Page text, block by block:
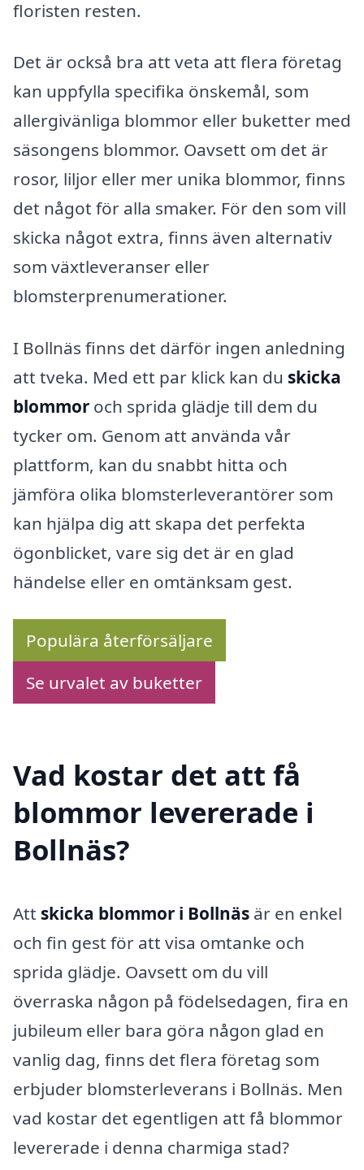
floristen resten.
Det är också bra att veta att flera företag
kan uppfylla specifika önskemål, som
allergivänliga blommor eller buketter med
säsongens blommor. Oavsett om det är
rosor, liljor eller mer unika blommor, finns
det något för alla smaker. För den som vill
skicka något extra, finns även alternativ
som växtleveranser eller
blomsterprenumerationer.
I Bollnäs finns det därför ingen anledning
att tveka. Med ett par klick kan du skicka
blommor och sprida glädje till dem du
tycker om. Genom att använda vår
plattform, kan du snabbt hitta och
jämföra olika blomsterleverantörer som
kan hjälpa dig att skapa det perfekta
ögonblicket, vare sig det är en glad
händelse eller en omtänksam gest.
Populära återförsäljare
Se urvalet av buketter
Vad kostar det att få
blommor levererade i
Bollnäs?
Att skicka blommor i Bollnäs är en enkel
och fin gest för att visa omtanke och
sprida glädje. Oavsett om du vill
överraska någon på födelsedagen, fira en
jubileum eller bara göra någon glad en
vanlig dag, finns det flera företag som
erbjuder blomsterleverans i Bollnäs. Men
vad kostar det egentligen att få blommor
levererade i denna charmiga stad?